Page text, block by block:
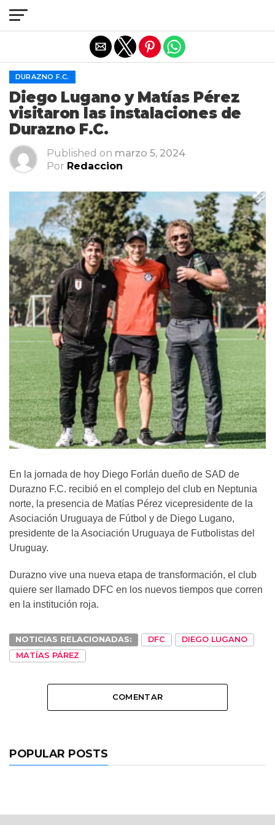
DURAZNO F.C.
Diego Lugano y Matías Pérez
visitaron las instalaciones de
Durazno F.C.
Published on marzo 5, 2024
Por Redaccion
En la jornada de hoy Diego Forlán dueño de SAD de
Durazno F.C. recibió en el complejo del club en Neptunia
norte, la presencia de Matías Pérez vicepresidente de la
Asociación Uruguaya de Fútbol y de Diego Lugano,
presidente de la Asociación Uruguaya de Futbolistas del
Uruguay.
Durazno vive una nueva etapa de transformación, el club
quiere ser llamado DFC en los nuevos tiempos que corren
en la institución roja.
NOTICIAS RELACIONADAS: DFC
DIEGO LUGANO
MATÍAS PÁREZ
COMENTAR
POPULAR POSTS